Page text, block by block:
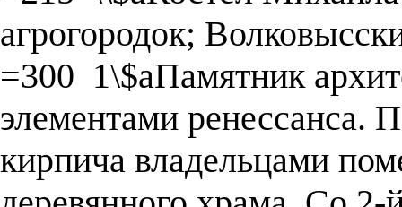
агрогородок;
=300 1\$aПамятник
элементами ренессанса.
кирпича владельцами